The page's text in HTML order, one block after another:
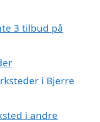
3 tilbud på
i Bjerre
i andre